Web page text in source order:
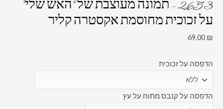
2653 – תמונה מעוצבת של “האש שלי"
על זכוכית מחוסמת אקסטרה קליר
69.00 ₪
הדפסה על זכוכית
הדפסה על קנבס מתוח על עץ